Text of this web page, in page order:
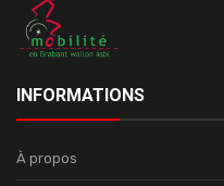
INFORMATIONS
À propos